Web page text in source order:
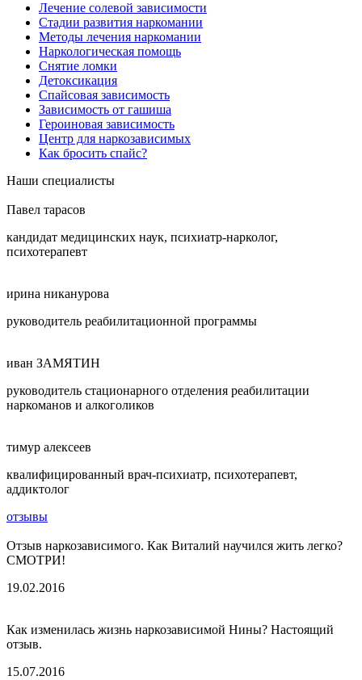
Лечение солевой зависимости
Стадии развития наркомании
Методы лечения наркомании
Наркологическая помощь
Снятие ломки
Детоксикация
Спайсовая зависимость
Зависимость от гашиша
Героиновая зависимость
Центр для наркозависимых
Как бросить спайс?
Наши специалисты
Павел тарасов
кандидат медицинских наук, психиатр-нарколог,
психотерапевт
ирина никанурова
руководитель реабилитационной программы
иван ЗАМЯТИН
руководитель стационарного отделения реабилитации
наркоманов и алкоголиков
тимур алексеев
квалифицированный врач-психиатр, психотерапевт,
аддиктолог
отзывы
Отзыв наркозависимого. Как Виталий научился жить легко?
СМОТРИ!
19.02.2016
Как изменилась жизнь наркозависимой Нины? Настоящий
отзыв.
15.07.2016